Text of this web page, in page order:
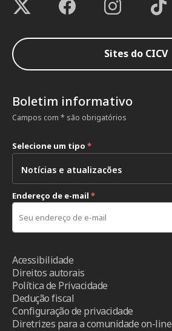
Sites do CICV
Boletim informativo
Campos com * são obrigatórios
Selecione um tipo *
Endereço de e-mail *
Acessibilidade
Direitos autorais
Política de Privacidade
Dedução fiscal
Configuração de privacidade
Diretrizes para a comunidade on-line